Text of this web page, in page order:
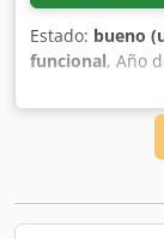
Estado: bueno
funcional, Año
Dkodpfx Adey